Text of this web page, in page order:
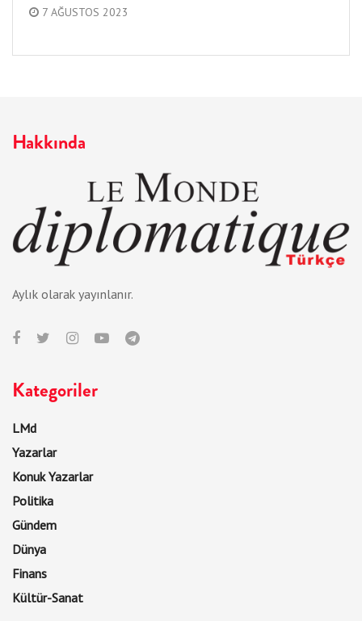
7 AĞUSTOS 2023
Hakkında
Aylık olarak yayınlanır.
Kategoriler
LMd
Yazarlar
Konuk Yazarlar
Politika
Gündem
Dünya
Finans
Kültür-Sanat